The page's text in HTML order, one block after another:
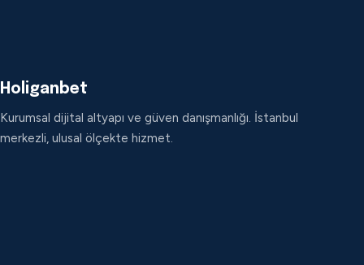
Holiganbet
Kurumsal dijital altyapı ve güven danışmanlığı. İstanbul
merkezli, ulusal ölçekte hizmet.